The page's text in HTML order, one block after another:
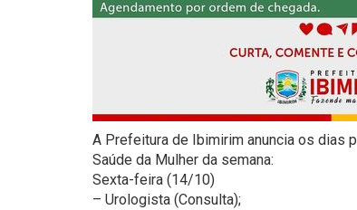
A Prefeitura de Ibimirim anuncia os dias
Saúde da Mulher da semana:
Sexta-feira (14/10)
– Urologista (Consulta);